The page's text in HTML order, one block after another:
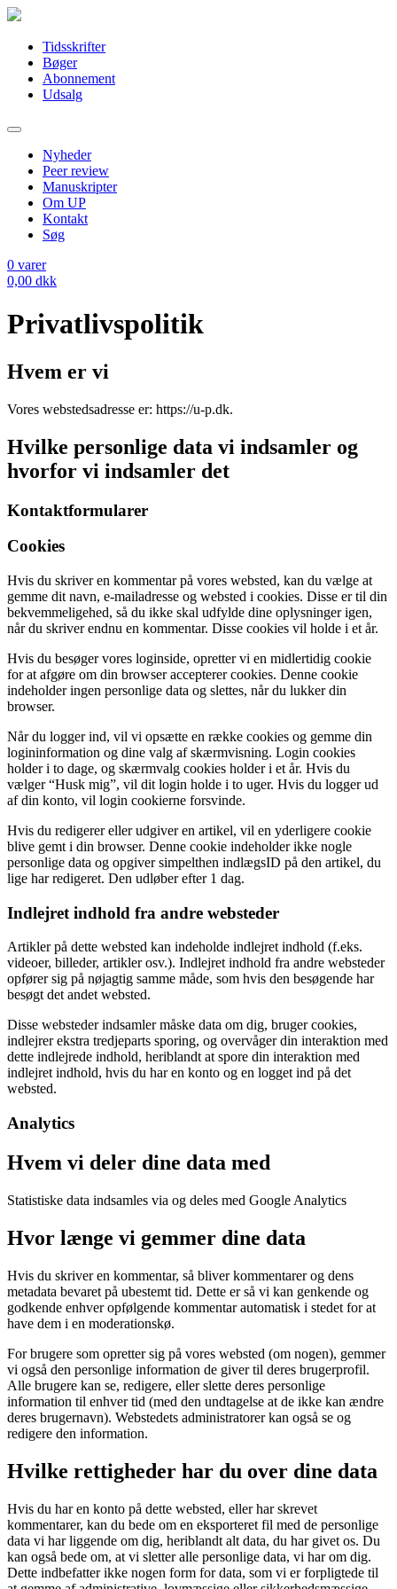
Tidsskrifter
Bøger
Abonnement
Udsalg
Nyheder
Peer review
Manuskripter
Om UP
Kontakt
Søg
0 varer
0,00 dkk
Privatlivspolitik
Hvem er vi
Vores webstedsadresse er: https://u-p.dk.
Hvilke personlige data vi indsamler og
hvorfor vi indsamler det
Kontaktformularer
Cookies
Hvis du skriver en kommentar på vores websted, kan du vælge at
gemme dit navn, e-mailadresse og websted i cookies. Disse er til din
bekvemmeligehed, så du ikke skal udfylde dine oplysninger igen,
når du skriver endnu en kommentar. Disse cookies vil holde i et år.
Hvis du besøger vores loginside, opretter vi en midlertidig cookie
for at afgøre om din browser accepterer cookies. Denne cookie
indeholder ingen personlige data og slettes, når du lukker din
browser.
Når du logger ind, vil vi opsætte en række cookies og gemme din
logininformation og dine valg af skærmvisning. Login cookies
holder i to dage, og skærmvalg cookies holder i et år. Hvis du
vælger “Husk mig”, vil dit login holde i to uger. Hvis du logger ud
af din konto, vil login cookierne forsvinde.
Hvis du redigerer eller udgiver en artikel, vil en yderligere cookie
blive gemt i din browser. Denne cookie indeholder ikke nogle
personlige data og opgiver simpelthen indlægsID på den artikel, du
lige har redigeret. Den udløber efter 1 dag.
Indlejret indhold fra andre websteder
Artikler på dette websted kan indeholde indlejret indhold (f.eks.
videoer, billeder, artikler osv.). Indlejret indhold fra andre websteder
opfører sig på nøjagtig samme måde, som hvis den besøgende har
besøgt det andet websted.
Disse websteder indsamler måske data om dig, bruger cookies,
indlejrer ekstra tredjeparts sporing, og overvåger din interaktion med
dette indlejrede indhold, heriblandt at spore din interaktion med
indlejret indhold, hvis du har en konto og en logget ind på det
websted.
Analytics
Hvem vi deler dine data med
Statistiske data indsamles via og deles med Google Analytics
Hvor længe vi gemmer dine data
Hvis du skriver en kommentar, så bliver kommentarer og dens
metadata bevaret på ubestemt tid. Dette er så vi kan genkende og
godkende enhver opfølgende kommentar automatisk i stedet for at
have dem i en moderationskø.
For brugere som opretter sig på vores websted (om nogen), gemmer
vi også den personlige information de giver til deres brugerprofil.
Alle brugere kan se, redigere, eller slette deres personlige
information til enhver tid (med den undtagelse at de ikke kan ændre
deres brugernavn). Webstedets administratorer kan også se og
redigere den information.
Hvilke rettigheder har du over dine data
Hvis du har en konto på dette websted, eller har skrevet
kommentarer, kan du bede om en eksporteret fil med de personlige
data vi har liggende om dig, heriblandt alt data, du har givet os. Du
kan også bede om, at vi sletter alle personlige data, vi har om dig.
Dette indbefatter ikke nogen form for data, som vi er forpligtede til